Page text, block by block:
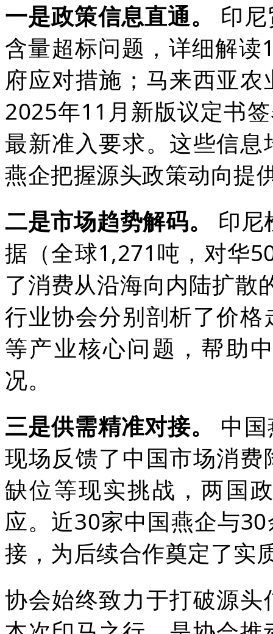
一是政策信息直通。
印
含量超标问题，详细解
府应对措施；马来西亚
2025年11月新版议定书
最新准入要求。这些信
燕企把握源头政策动向提
二是市场趋势解码。
印尼
据（全球1,271吨，对华
了消费从沿海向内陆扩散
行业协会分别剖析了价
等产业核心问题，帮助
况。
三是供需精准对接。
中
现场反馈了中国市场消
缺位等现实挑战，两国
应。近30家中国燕企与
接，为后续合作奠定了实
协会始终致力于打破源